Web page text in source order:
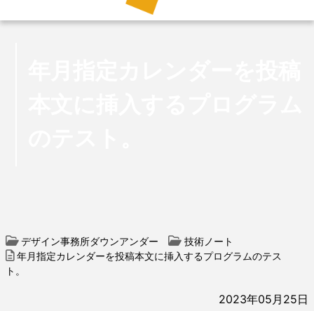
デザイン事務所ダウンアンダー
技術ノート
年月指定カレンダーを投稿本文に挿入するプログラムのテス
ト。
2023年05月25日